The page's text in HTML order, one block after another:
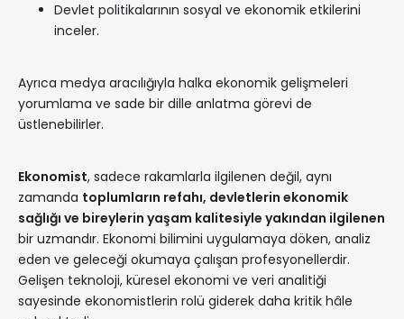
Devlet politikalarının sosyal ve ekonomik etkilerini
inceler.
Ayrıca medya aracılığıyla halka ekonomik gelişmeleri
yorumlama ve sade bir dille anlatma görevi de
üstlenebilirler.
Ekonomist, sadece rakamlarla ilgilenen değil, aynı
zamanda toplumların refahı, devletlerin ekonomik
sağlığı ve bireylerin yaşam kalitesiyle yakından ilgilenen
bir uzmandır. Ekonomi bilimini uygulamaya döken, analiz
eden ve geleceği okumaya çalışan profesyonellerdir.
Gelişen teknoloji, küresel ekonomi ve veri analitiği
sayesinde ekonomistlerin rolü giderek daha kritik hâle